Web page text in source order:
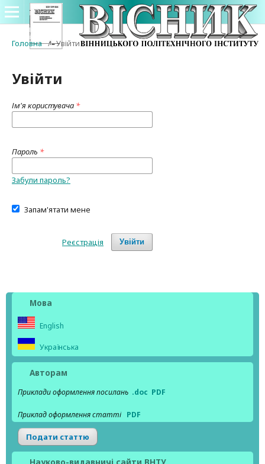
Головна / Увійти
Увійти
Ім'я користувача *
Пароль *
Забули пароль?
Запам'ятати мене
Увійти
Реєстрація
Мова
English
Українська
Авторам
Приклади оформлення посилань .doc PDF
Приклад оформлення статті PDF
Подати статтю